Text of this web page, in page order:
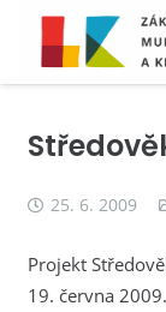
25. 6. 2009
Projekt
19. června